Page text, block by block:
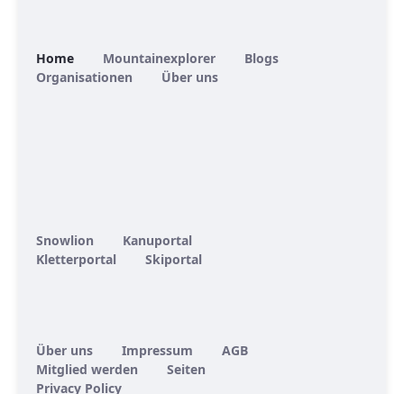
Home Mountainexplorer
Blogs
Organisationen
Über uns
Snowlion
Kanuportal
Kletterportal
Skiportal
Über uns Impressum
AGB
Mitglied werden
Seiten
Privacy Policy